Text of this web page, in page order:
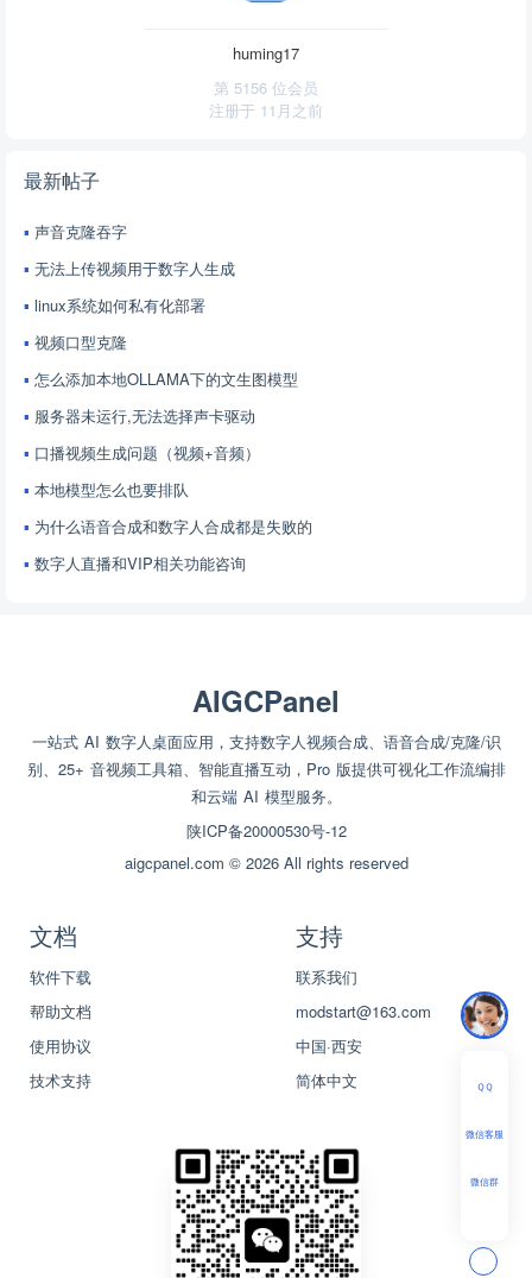
huming17
第 5156 位会员
注册于 11月之前
最新帖子
声音克隆吞字
无法上传视频用于数字人生成
linux系统如何私有化部署
视频口型克隆
怎么添加本地OLLAMA下的文生图模型
服务器未运行,无法选择声卡驱动
口播视频生成问题（视频+音频）
本地模型怎么也要排队
为什么语音合成和数字人合成都是失败的
数字人直播和VIP相关功能咨询
AIGCPanel
一站式 AI 数字人桌面应用，支持数字人视频合成、语音合成/克隆/识
别、25+ 音视频工具箱、智能直播互动，Pro 版提供可视化工作流编排
和云端 AI 模型服务。
陕ICP备20000530号-12
aigcpanel.com © 2026 All rights reserved
文档
软件下载
帮助文档
使用协议
技术支持
支持
联系我们
modstart@163.com
中国·西安
简体中文
ＱＱ
微信客服
微信群